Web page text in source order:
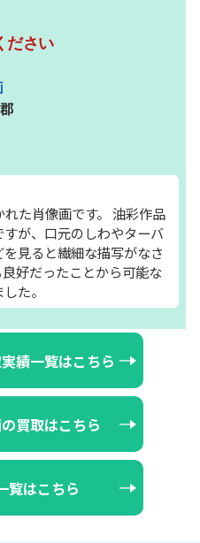
ださい
た肖像画です。 油彩作品
が、口元のしわやターバ
見ると繊細な描写がなさ
好だったことから可能な
た。
績一覧はこちら
買取はこちら
覧はこちら